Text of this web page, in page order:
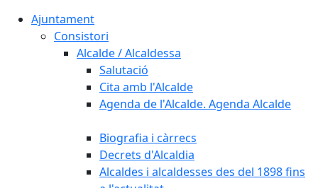
Ajuntament
Consistori
Alcalde / Alcaldessa
Salutació
Cita amb l'Alcalde
Agenda de l'Alcalde. Agenda Alcalde
Biografia i càrrecs
Decrets d'Alcaldia
Alcaldes i alcaldesses des del 1898 fins